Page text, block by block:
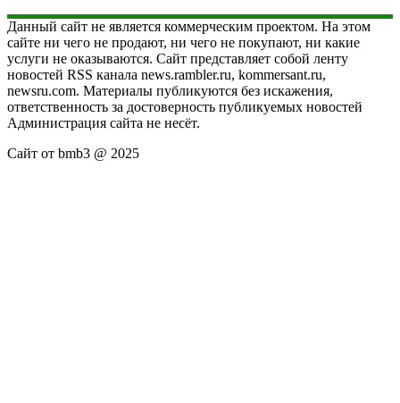
Данный сайт не является коммерческим проектом. На этом
сайте ни чего не продают, ни чего не покупают, ни какие
услуги не оказываются. Сайт представляет собой ленту
новостей RSS канала news.rambler.ru, kommersant.ru,
newsru.com. Материалы публикуются без искажения,
ответственность за достоверность публикуемых новостей
Администрация сайта не несёт.
Сайт от bmb3 @ 2025